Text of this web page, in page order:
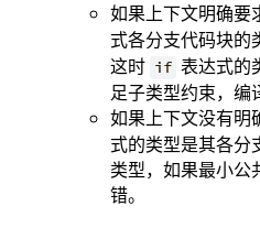
如果上下文明确要
式各分支代码块的
这时 if 表达式的
足子类型约束，编
如果上下文没有明
式的类型是其各分
类型，如果最小公
错。